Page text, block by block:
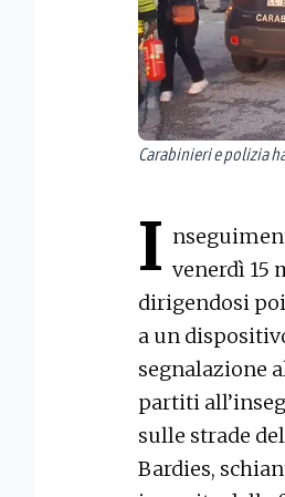
Carabinieri e polizia
I venerdì 15
dirigendosi
a un
segnalazione
partiti
sulle strade
Bardies,